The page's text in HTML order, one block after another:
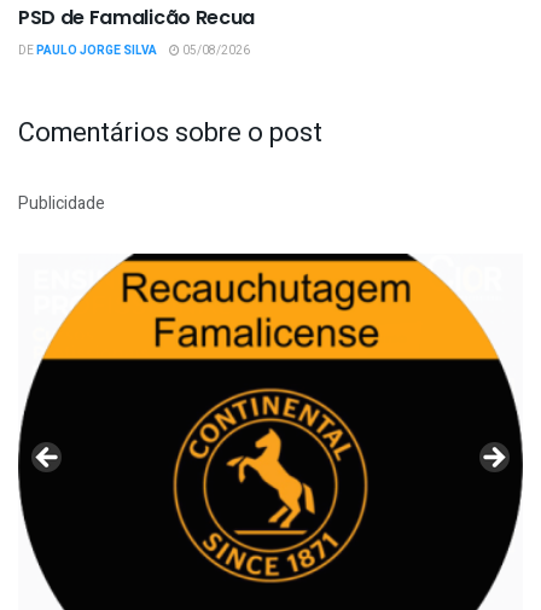
PSD de Famalicão Recua
DEPAULO JORGE SILVA 05/08/2026
Comentários sobre o post
Publicidade